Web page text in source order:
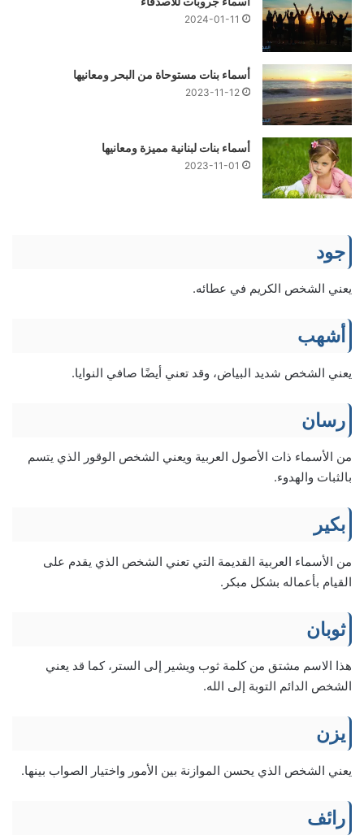
2024-01-11
أسماء بنات مستوحاة من البحر ومعانيها
2023-11-12
أسماء بنات لبنانية مميزة ومعانيها
2023-11-01
جود
يعني الشخص الكريم في عطائه.
أشهب
يعني الشخص شديد البياض، وقد تعني أيضًا صافي النوايا.
رسان
من الأسماء ذات الأصول العربية ويعني الشخص الوقور الذي يتسم
بالثبات والهدوء.
بكير
من الأسماء العربية القديمة التي تعني الشخص الذي يقدم على
القيام بأعماله بشكل مبكر.
ثوبان
هذا الاسم مشتق من كلمة ثوب ويشير إلى الستر، كما قد يعني
الشخص الدائم التوبة إلى الله.
يزن
يعني الشخص الذي يحسن الموازنة بين الأمور واختيار الصواب بينها.
رائف